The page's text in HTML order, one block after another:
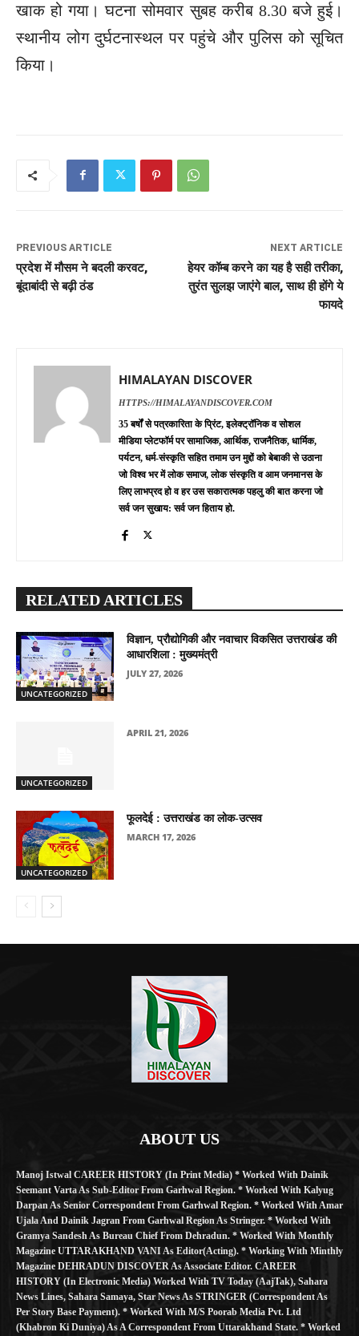
खाक हो गया। घटना सोमवार सुबह करीब 8.30 बजे हुई।
स्थानीय लोग दुर्घटनास्थल पर पहुंचे और पुलिस को सूचित
किया।
PREVIOUS ARTICLE
प्रदेश में मौसम ने बदली करवट,
बूंदाबांदी से बढ़ी ठंड
NEXT ARTICLE
हेयर कॉम्ब करने का यह है सही तरीका,
तुरंत सुलझ जाएंगे बाल, साथ ही होंगे ये
फायदे
HIMALAYAN DISCOVER
HTTPS://HIMALAYANDISCOVER.COM
35 बर्षों से पत्रकारिता के प्रिंट, इलेक्ट्रॉनिक व सोशल
मीडिया प्लेटफॉर्म पर सामाजिक, आर्थिक, राजनैतिक, धार्मिक,
पर्यटन, धर्म-संस्कृति सहित तमाम उन मुद्दों को बेबाकी से उठाना
जो विश्व भर में लोक समाज, लोक संस्कृति व आम जनमानस के
लिए लाभप्रद हो व हर उस सकारात्मक पहलु की बात करना जो
सर्व जन सुखाय: सर्व जन हिताय हो.
RELATED ARTICLES
UNCATEGORIZED
विज्ञान, प्रौद्योगिकी और नवाचार विकसित उत्तराखंड की
आधारशिला : मुख्यमंत्री
JULY 27, 2026
UNCATEGORIZED
APRIL 21, 2026
UNCATEGORIZED
फूलदेई : उत्तराखंड का लोक-उत्सव
MARCH 17, 2026
ABOUT US
Manoj Istwal CAREER HISTORY (in Print Media) * Worked With Dainik
Seemant Varta As Sub-Editor From Garhwal Region. * Worked With Kalyug
Darpan As Senior Correspondent From Garhwal Region. * Worked With Amar
Ujala And Dainik Jagran From Garhwal Region As Stringer. * Worked With
Gramya Sandesh As Bureau Chief From Dehradun. * Worked With Monthly
Magazine UTTARAKHAND VANI As Editor(Acting). * Working With Minthly
Magazine DEHRADUN DISCOVER As Associate Editor. CAREER
HISTORY (in Electronic Media) Worked With TV Today (AajTak), Sahara
News Lines, Sahara Samaya, Star News As STRINGER (Correspondent As
Per Story Base Payment). * Worked With M/S Poorab Media Pvt. Ltd
(Khabron Ki Duniya) As A Correspondent From Uttarakhand State. * Worked